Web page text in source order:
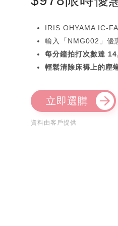
IRIS OHYAMA IC-
輸入「NMG002」優
每分鐘拍打次數達
輕鬆清除床褥上的塵
立即選購
資料由客戶提供